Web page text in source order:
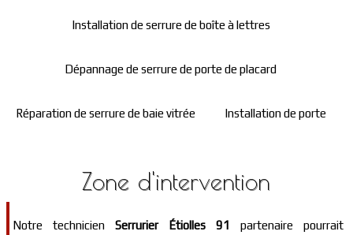
Installation de serrure de boîte à lettres
Dépannage de serrure de porte de placard
Réparation de serrure de baie vitrée Installation de porte
Zone d'intervention
Notre technicien Serrurier Étiolles 91
partenaire pourrait